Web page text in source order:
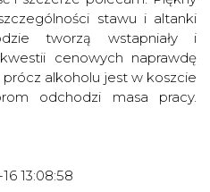
stawu i altanki
tworzą wstapniały i
cenowych naprawdę
alkoholu jest w koszcie
odchodzi masa pracy.
13:08:58